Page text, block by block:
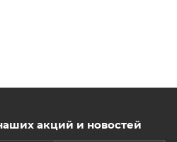
акций и новостей